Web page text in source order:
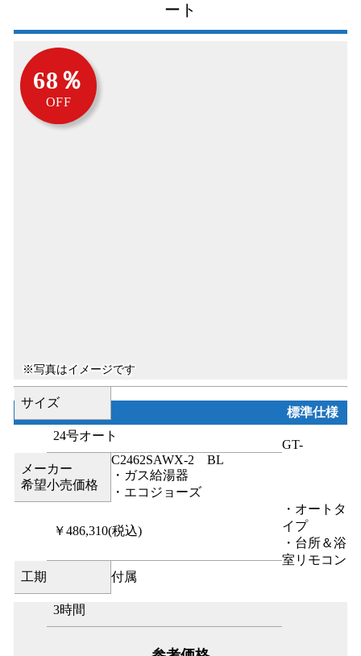
ート
68％
OFF
サイズ
24号オート
メーカー
希望小売価格
￥486,310(税込)
工期
3時間
標準仕様
GT-
C2462SAWX-2 BL
・ガス給湯器
・エコジョーズ
・オートタ
イプ
・台所＆浴
室リモコン
付属